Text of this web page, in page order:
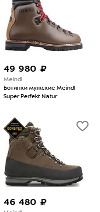
49 980 ₽
Meindl
Ботинки мужские Meindl
Super Perfekt Natur
46 480 ₽